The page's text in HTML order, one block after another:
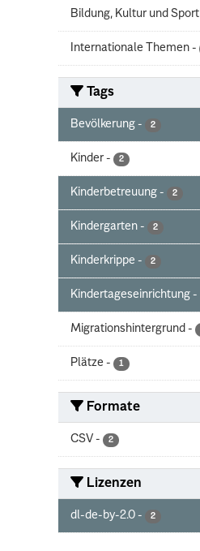
Bildung, Kultur und Sport
Internationale Themen -
Tags
Bevölkerung - 2
Kinder - 2
Kinderbetreuung - 2
Kindergarten - 2
Kinderkrippe - 2
Kindertageseinrichtung -
Migrationshintergrund -
Plätze - 1
Formate
CSV - 2
Lizenzen
dl-de-by-2.0 - 2